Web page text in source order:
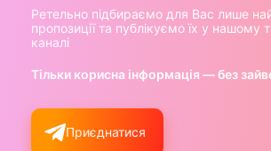
Ретельно підбираємо для Вас лише
пропозиції та публікуємо їх у нашому
каналі
Тільки корисна інформація — без
Приєднатися